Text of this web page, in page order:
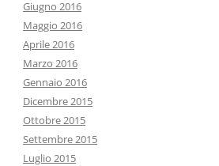
Giugno 2016
Maggio 2016
Aprile 2016
Marzo 2016
Gennaio 2016
Dicembre 2015
Ottobre 2015
Settembre 2015
Luglio 2015